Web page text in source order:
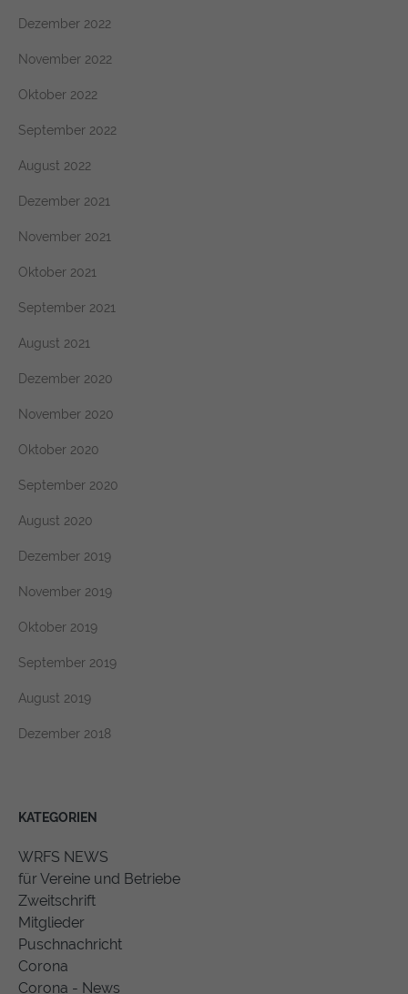
Dezember 2022
November 2022
Oktober 2022
September 2022
August 2022
Dezember 2021
November 2021
Oktober 2021
September 2021
August 2021
Dezember 2020
November 2020
Oktober 2020
September 2020
August 2020
Dezember 2019
November 2019
Oktober 2019
September 2019
August 2019
Dezember 2018
KATEGORIEN
WRFS NEWS
für Vereine und Betriebe
Zweitschrift
Mitglieder
Puschnachricht
Corona
Corona - News